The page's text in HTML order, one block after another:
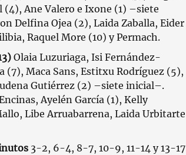
(4), Ane Valero e Ixone (1) –siete
Delfina Ojea (2), Laida Zaballa, Eider
Raquel More (10) y Permach.
Olaia Luzuriaga, Isi Fernández-
(7), Maca Sans, Estitxu Rodríguez (5),
Gutiérrez (2) –siete inicial–.
Ayelén García (1), Kelly
Libe Arruabarrena, Laida Urbitarte
3-2, 6-4, 8-7, 10-9, 11-14 y 13-17